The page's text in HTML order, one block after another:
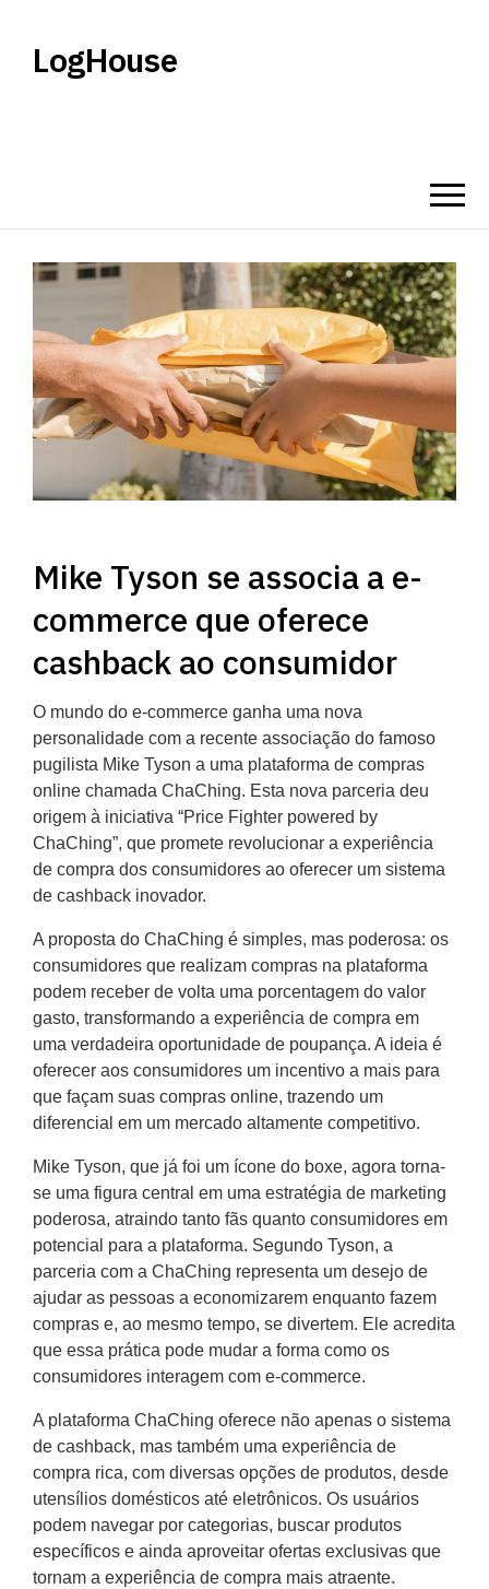
LogHouse
Mike Tyson se associa a e-
commerce que oferece
cashback ao consumidor
O mundo do e-commerce ganha uma nova
personalidade com a recente associação do famoso
pugilista Mike Tyson a uma plataforma de compras
online chamada ChaChing. Esta nova parceria deu
origem à iniciativa “Price Fighter powered by
ChaChing”, que promete revolucionar a experiência
de compra dos consumidores ao oferecer um sistema
de cashback inovador.
A proposta do ChaChing é simples, mas poderosa: os
consumidores que realizam compras na plataforma
podem receber de volta uma porcentagem do valor
gasto, transformando a experiência de compra em
uma verdadeira oportunidade de poupança. A ideia é
oferecer aos consumidores um incentivo a mais para
que façam suas compras online, trazendo um
diferencial em um mercado altamente competitivo.
Mike Tyson, que já foi um ícone do boxe, agora torna-
se uma figura central em uma estratégia de marketing
poderosa, atraindo tanto fãs quanto consumidores em
potencial para a plataforma. Segundo Tyson, a
parceria com a ChaChing representa um desejo de
ajudar as pessoas a economizarem enquanto fazem
compras e, ao mesmo tempo, se divertem. Ele acredita
que essa prática pode mudar a forma como os
consumidores interagem com e-commerce.
A plataforma ChaChing oferece não apenas o sistema
de cashback, mas também uma experiência de
compra rica, com diversas opções de produtos, desde
utensílios domésticos até eletrônicos. Os usuários
podem navegar por categorias, buscar produtos
específicos e ainda aproveitar ofertas exclusivas que
tornam a experiência de compra mais atraente.